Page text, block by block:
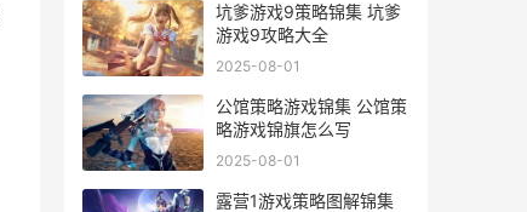
坑爹游戏9策略锦集 坑爹
游戏9攻略大全
2025-08-01
公馆策略游戏锦集 公馆策
略游戏锦旗怎么写
2025-08-01
露营1游戏策略图解锦集